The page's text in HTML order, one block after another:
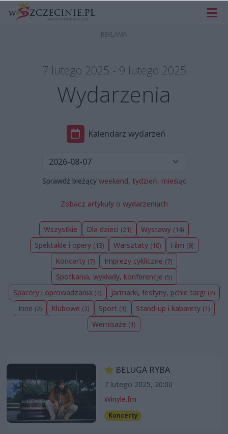
7 lutego 2025 - 9 lutego 2025
Wydarzenia
Kalendarz wydarzeń
Sprawdź bieżący weekend, tydzień, miesiąc
Zobacz artykuły o wydarzeniach
Wszystkie Dla dzieci (21) Wystawy (14)
Spektakle i opery (13) Warsztaty (10) Film (9)
Koncerty (7) Imprezy cykliczne (7)
Spotkania, wykłady, konferencje (5)
Spacery i oprowadzania (4) Jarmarki, festyny, pchle targi (2)
Inne (2) Klubowe (2) Sport (1) Stand-up i kabarety (1)
Wernisaże (1)
BELUGA RYBA
7 lutego 2025, 20:00
Winyle.fm
Koncerty